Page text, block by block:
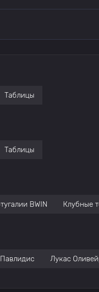
Таблицы
Таблицы
BWIN Клубные
Лукас